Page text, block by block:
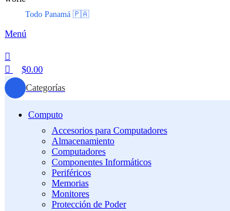
Todo Panamá 🇵🇦
Menú
$0.00
Categorías
Computo
Accesorios para Computadores
Almacenamiento
Computadores
Componentes Informáticos
Periféricos
Memorias
Monitores
Protección de Poder